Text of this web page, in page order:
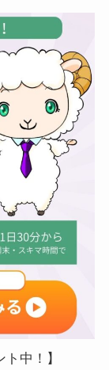
中！】